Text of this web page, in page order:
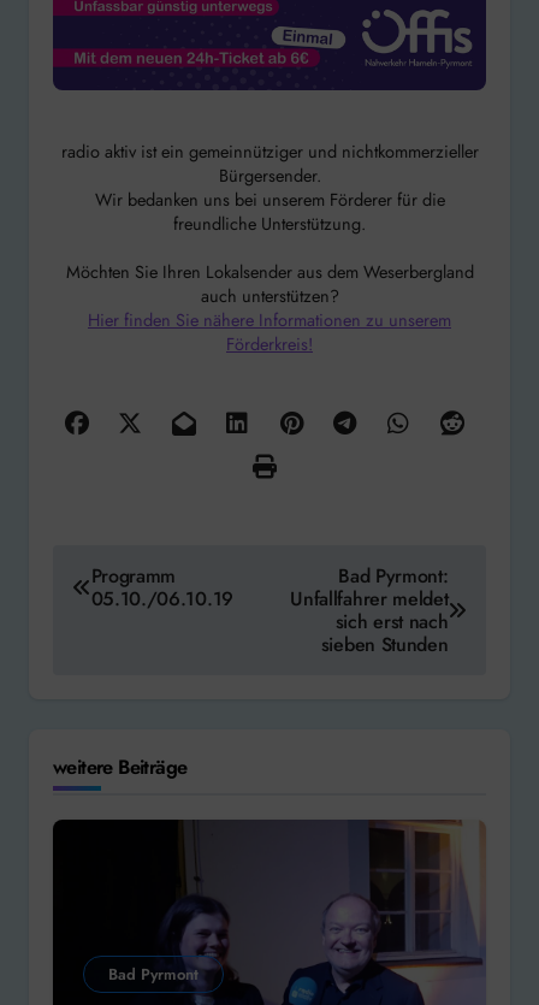
radio aktiv ist ein gemeinnütziger und nichtkommerzieller
Bürgersender.
Wir bedanken uns bei unserem Förderer für die
freundliche Unterstützung.
Möchten Sie Ihren Lokalsender aus dem Weserbergland
auch unterstützen?
Hier finden Sie nähere Informationen zu unserem
Förderkreis!
Programm
05.10./06.10.19
Bad Pyrmont:
Unfallfahrer meldet
sich erst nach
sieben Stunden
weitere Beiträge
Bad Pyrmont